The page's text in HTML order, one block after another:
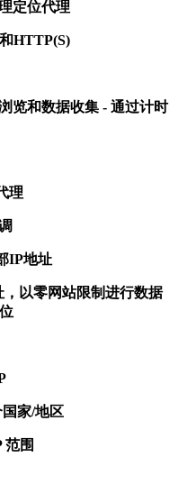
定位代理
HTTP(S)
和数据收集 - 通过计时
理
IP地址
以零网站限制进行数据
家/地区
围